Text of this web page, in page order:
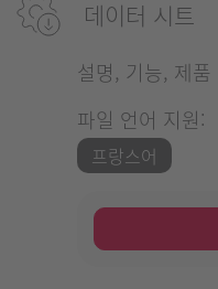
데이터 시트
설명, 기능, 제
파일 언어 지원:
프랑스어